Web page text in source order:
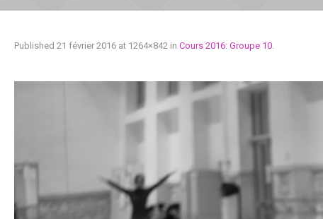
Published 21 février 2016 at 1264×842 in Cours 2016: Groupe 10.